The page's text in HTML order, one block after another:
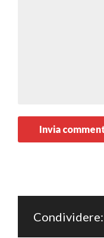
Condividere: